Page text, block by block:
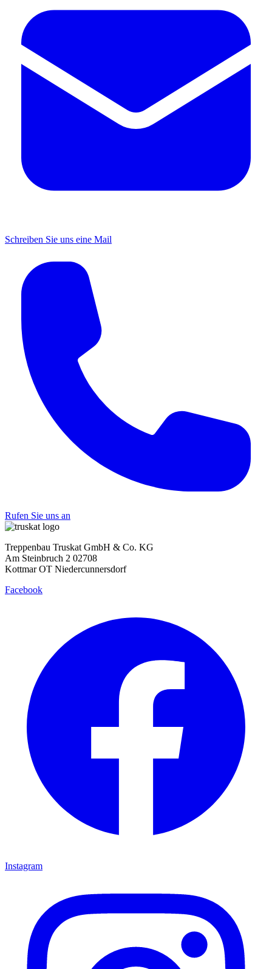
Schreiben Sie uns eine Mail
Rufen Sie uns an
Treppenbau Truskat GmbH & Co. KG
Am Steinbruch 2 02708
Kottmar OT Niedercunnersdorf
Facebook
Instagram